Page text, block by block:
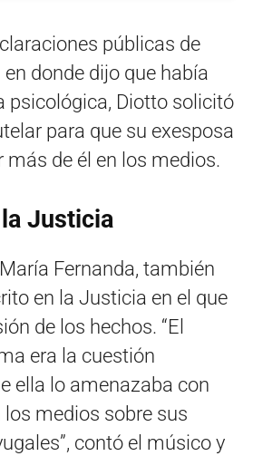
públicas de
donde dijo que había
psicológica, Diotto solicitó
para que su exesposa
más de él en los medios.
Justicia
Fernanda, también
en la Justicia en el que
de los hechos. “El
era la cuestión
ella lo amenazaba con
los medios sobre sus
contó el músico y